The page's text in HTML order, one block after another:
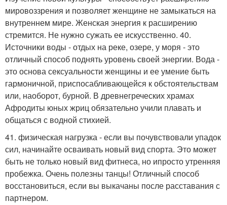
мировоззрения и позволяет женщине не замыкаться на
внутреннем мире. Женская энергия к расширению
стремится. Не нужно сужать ее искусственно. 40.
Источники воды - отдых на реке, озере, у моря - это
отличный способ поднять уровень своей энергии. Вода -
это основа сексуальности женщины и ее умение быть
гармоничной, приспосабливающейся к обстоятельствам
или, наоборот, бурной. В древнегреческих храмах
Афродиты юных жриц обязательно учили плавать и
общаться с водной стихией.
41. физическая нагрузка - если вы почувствовали упадок
сил, начинайте осваивать новый вид спорта. Это может
быть не только новый вид фитнеса, но ипросто утренняя
пробежка. Очень полезны танцы! Отличный способ
восстановиться, если вы выкачаны после расставания с
партнером.